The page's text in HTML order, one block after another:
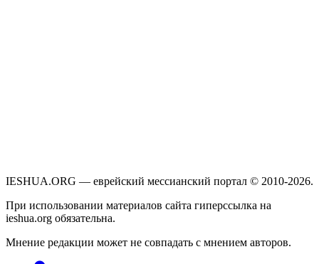
IESHUA.ORG — еврейский мессианский портал © 2010-2026.
При использовании материалов сайта гиперссылка на
ieshua.org обязательна.
Мнение редакции может не совпадать с мнением авторов.